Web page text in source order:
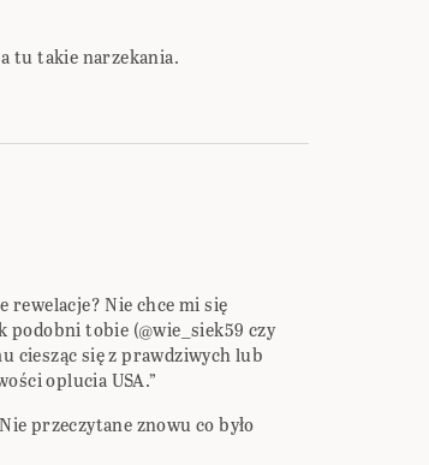
tu takie narzekania.
rewelacje? Nie chce mi się
podobni tobie (@wie_siek59 czy
ciesząc się z prawdziwych lub
oplucia USA.”
przeczytane znowu co było